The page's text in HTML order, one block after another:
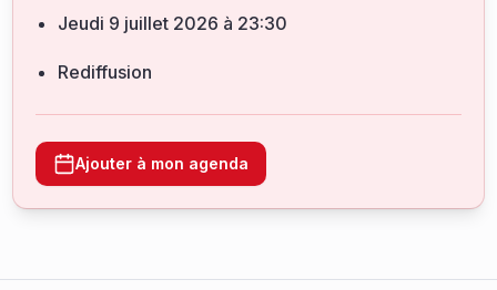
jeudi 9 juillet 2026 à 23:30
Rediffusion
Ajouter à mon agenda